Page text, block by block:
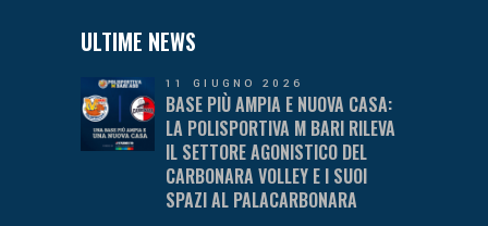
ULTIME NEWS
11 GIUGNO 2026
BASE PIÙ AMPIA E NUOVA CASA:
LA POLISPORTIVA M BARI RILEVA
IL SETTORE AGONISTICO DEL
CARBONARA VOLLEY E I SUOI
SPAZI AL PALACARBONARA